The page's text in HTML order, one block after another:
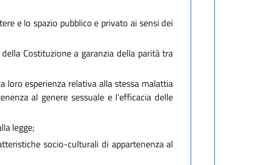
e lo spazio pubblico e privato ai sensi dei
Costituzione a garanzia della parità tra
esperienza relativa alla stessa malattia
al genere sessuale e l'efficacia delle
legge;
socio-culturali di appartenenza al